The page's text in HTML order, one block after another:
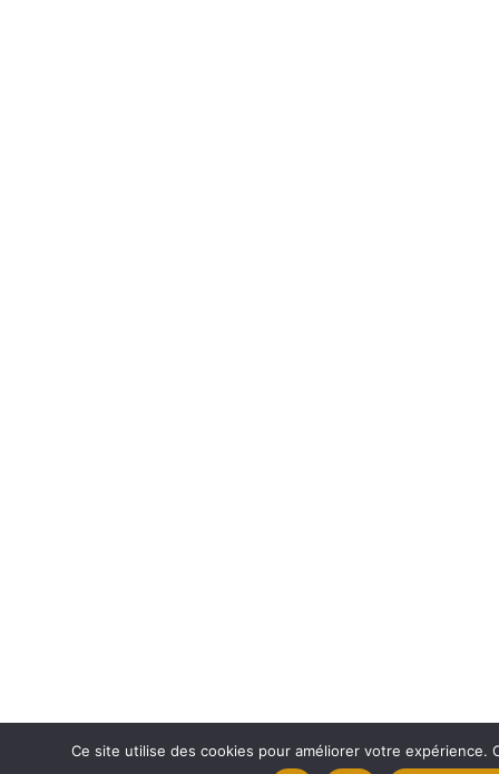
Ce site utilise des cookies pour améliorer votre expérience.